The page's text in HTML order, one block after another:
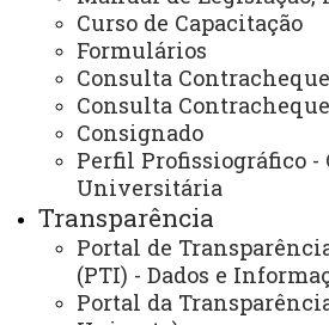
Curso de Capacitação
Formulários
Consulta
Consulta
Consignado
Perfil Profissiográfico -
Universitária
Transparência
Portal de
(PTI) - Dados e
Portal da
Dias e horários de
Segunda-feira a sexta-feira
das 13h00 às 17h00.
ATUALIZAÇÃO MAIS RECENTE:
2024
ACESSOS: 936
Você está aqui:Unioeste
Carta